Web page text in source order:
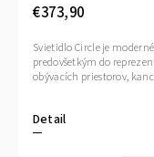
€373,90
Detail
Svietidlo Circle je
predovšetkým do
obývacích priestorov,